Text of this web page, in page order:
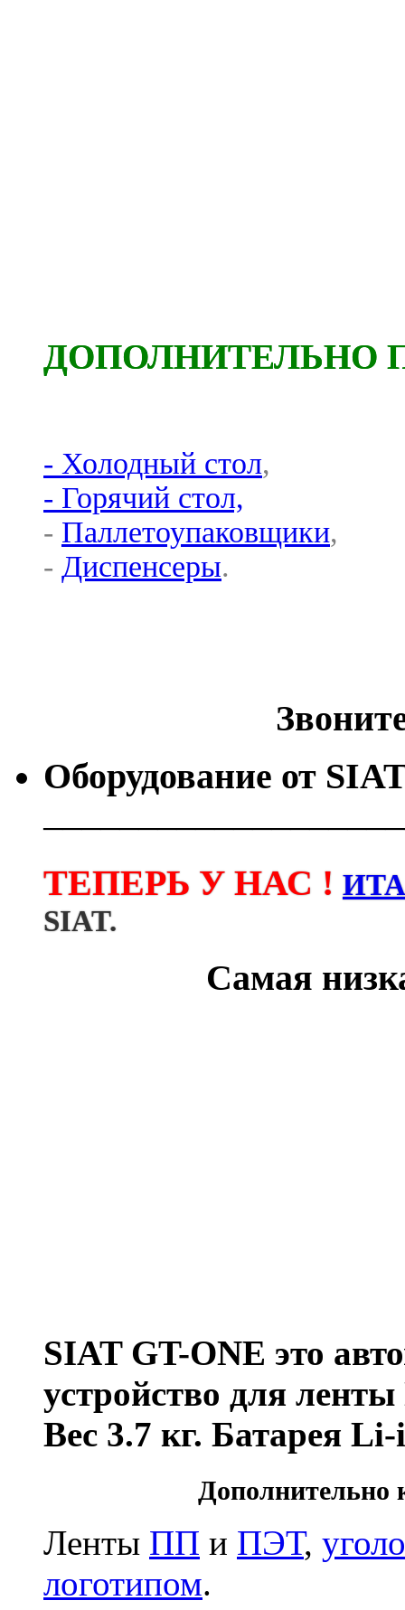
ДОПОЛНИТЕЛЬНО
- Холодный стол,
- Горячий стол,
- Паллетоупаковщики,
- Диспенсеры.
Оборудование от
ТЕПЕРЬ У НАС !
SIAT.
Самая
SIAT GT-ONE это
устройство для
Вес 3.7 кг. Батарея
Дополнительно
Ленты ПП и ПЭТ,
логотипом.